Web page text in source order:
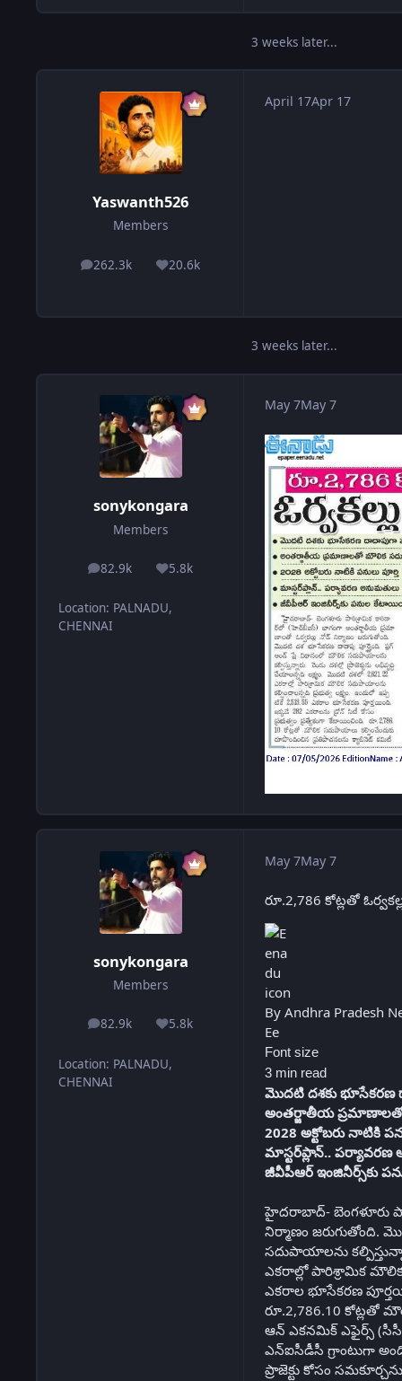
3 weeks later...
Yaswanth526
Members
262.3k
posts 20.6k
Reputation
April 17Apr 17
3 weeks later...
sonykongara
Members
82.9k
posts 5.8k
Reputation
Location: PALNADU,
CHENNAI
May 7May 7
sonykongara
Members
82.9k
posts 5.8k
Reputation
Location: PALNADU,
CHENNAI
May 7May 7
రూ.2,786 కోట్లతో
By Andhra Pradesh
Ee
Font size
3 min read
మొదటి దశకు భూసేకరణ
అంతర్జాతీయ
2028 అక్టోబరు నాటికి
మాస్టర్‌ప్లాన్‌.. పర్యావరణ
జీవీపీఆర్‌ ఇంజినీర్స్‌కు
హైదరాబాద్‌- బెంగళూరు
నిర్మాణం జరుగుతోంది.
సదుపాయాలను
ఎకరాల్లో పారిశ్రామిక మౌలిక
ఎకరాల భూసేకరణ
రూ.2,786.10 కోట్లతో
ఆన్‌ ఎకనమిక్‌ ఎఫైర్స్‌
ఎన్‌ఐసీడీసీ గ్రాంటుగా
ప్రాజెక్టు కోసం